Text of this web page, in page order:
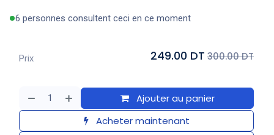
6 personnes consultent ceci en ce moment
Ajouter au panier
Acheter maintenant
Prix 249.00 DT 300.00 DT